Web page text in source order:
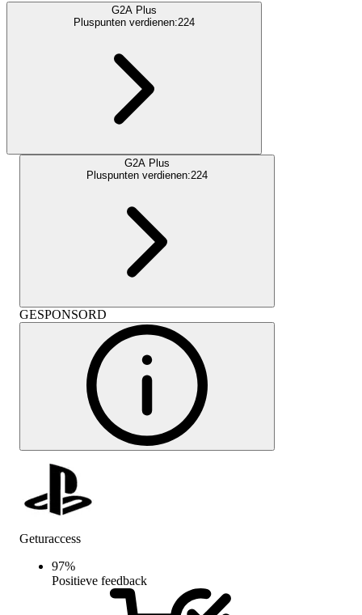
G2A Plus
Pluspunten verdienen:224
G2A Plus
Pluspunten verdienen:224
GESPONSORD
Geturaccess
97%
Positieve feedback